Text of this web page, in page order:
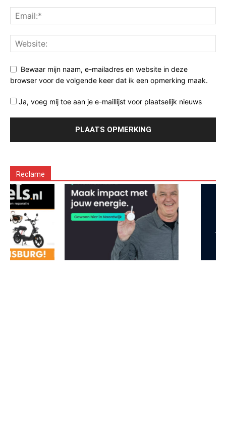
Bewaar mijn naam, e-mailadres en website in deze
browser voor de volgende keer dat ik een opmerking maak.
Ja, voeg mij toe aan je e-maillijst voor plaatselijk nieuws
Reclame